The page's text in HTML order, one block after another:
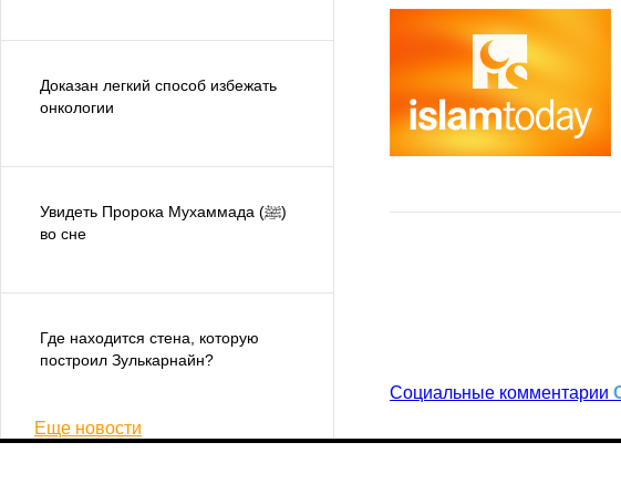
Доказан легкий способ избежать
онкологии
Увидеть Пророка Мухаммада (ﷺ)
во сне
Где находится стена, которую
построил Зулькарнайн?
Еще новости
Социальные комментарии